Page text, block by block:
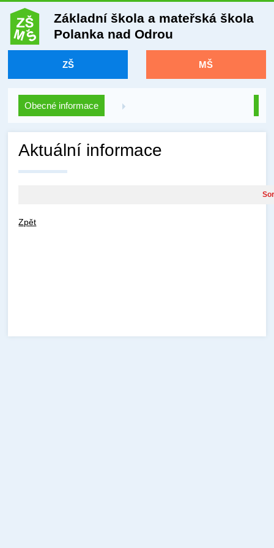
Základní škola a mateřská škola
Polanka nad Odrou
ZŠ MŠ
Obecné informace
Aktuální informace
Zpět